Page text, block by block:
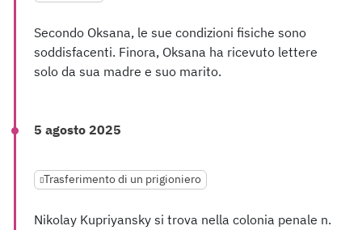
Secondo Oksana, le sue condizioni fisiche sono
soddisfacenti. Finora, Oksana ha ricevuto lettere
solo da sua madre e suo marito.
5 agosto 2025
Trasferimento di un prigioniero
Nikolay Kupriyansky si trova nella colonia penale n.